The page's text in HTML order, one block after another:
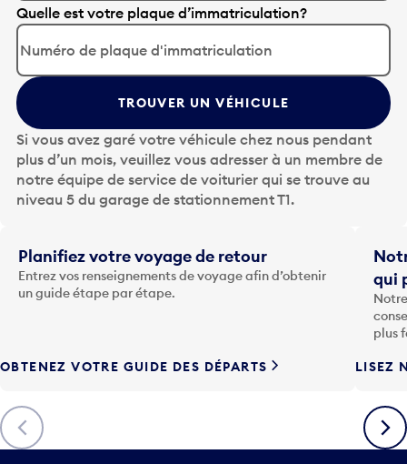
A
p
p
u
y
e
z
s
u
r
l
t
o
u
F
è
c
h
Quelle est votre plaque d’immatriculation?
TROUVER UN VÉHICULE
Si vous avez garé votre véhicule chez nous pendant
plus d’un mois, veuillez vous adresser à un membre de
notre équipe de service de voiturier qui se trouve au
niveau 5 du garage de stationnement T1.
Précédent
Planifiez votre voyage de retour
Entrez vos renseignements de voyage afin d’obtenir
un guide étape par étape.
OBTENEZ VOTRE GUIDE DES DÉPARTS
qui
plus
LISEZ